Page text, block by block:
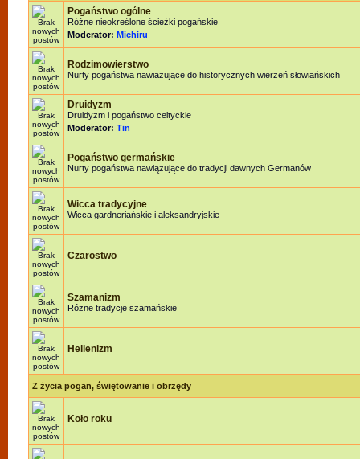
Pogaństwo ogólne
Różne nieokreślone ścieżki pogańskie
Moderator: Michiru
Rodzimowierstwo
Nurty pogaństwa nawiazujące do historycznych wierzeń słowiańskich
Druidyzm
Druidyzm i pogaństwo celtyckie
Moderator: Tin
Pogaństwo germańskie
Nurty pogaństwa nawiązujące do tradycji dawnych Germanów
Wicca tradycyjne
Wicca gardneriańskie i aleksandryjskie
Czarostwo
Szamanizm
Różne tradycje szamańskie
Hellenizm
Z życia pogan, świętowanie i obrzędy
Koło roku